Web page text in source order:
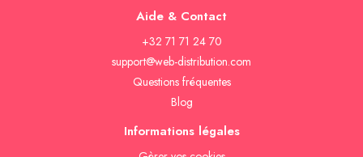
Aide & Contact
+32 71 71 24 70
support@web-distribution.com
Questions fréquentes
Blog
Informations légales